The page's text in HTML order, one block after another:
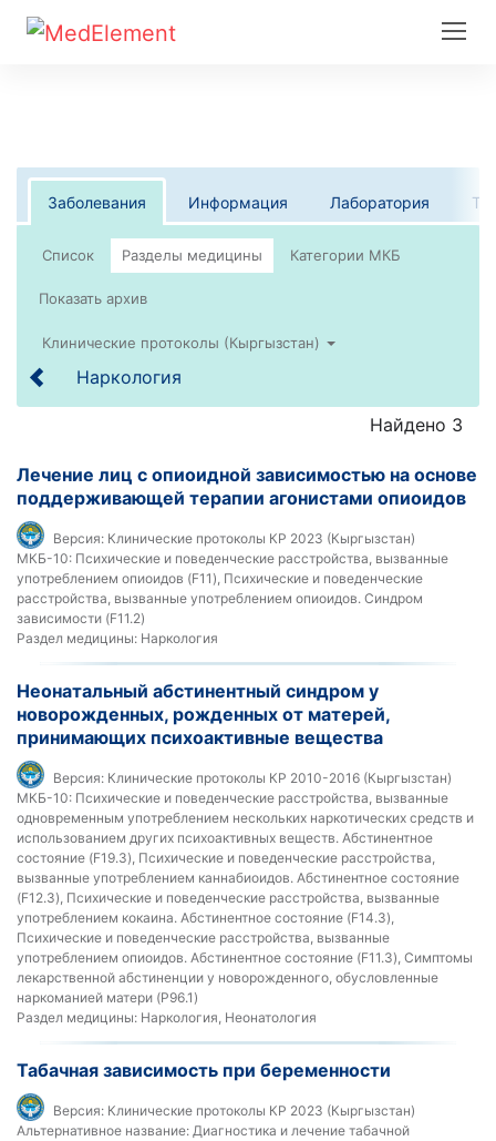
Заболевания Информация Лаборатория
Список
Клинические протоколы (Кыргызстан)
Наркология
Найдено 3
Лечение лиц с опиоидной зависимостью на основе
поддерживающей терапии агонистами опиоидов
Версия: Клинические протоколы КР 2023 (Кыргызстан)
МКБ-10: Психические и поведенческие расстройства, вызванные
употреблением опиоидов (F11), Психические и поведенческие
расстройства, вызванные употреблением опиоидов. Синдром
зависимости (F11.2)
Раздел медицины: Наркология
Неонатальный абстинентный синдром у
новорожденных, рожденных от матерей,
принимающих психоактивные вещества
Версия: Клинические протоколы КР 2010-2016 (Кыргызстан)
МКБ-10: Психические и поведенческие расстройства, вызванные
одновременным употреблением нескольких наркотических средств и
использованием других психоактивных веществ. Абстинентное
состояние (F19.3), Психические и поведенческие расстройства,
вызванные употреблением каннабиоидов. Абстинентное состояние
(F12.3), Психические и поведенческие расстройства, вызванные
употреблением кокаина. Абстинентное состояние (F14.3),
Психические и поведенческие расстройства, вызванные
употреблением опиоидов. Абстинентное состояние (F11.3), Симптомы
лекарственной абстиненции у новорожденного, обусловленные
наркоманией матери (P96.1)
Раздел медицины: Наркология, Неонатология
Табачная зависимость при беременности
Версия: Клинические протоколы КР 2023 (Кыргызстан)
Альтернативное название: Диагностика и лечение табачной